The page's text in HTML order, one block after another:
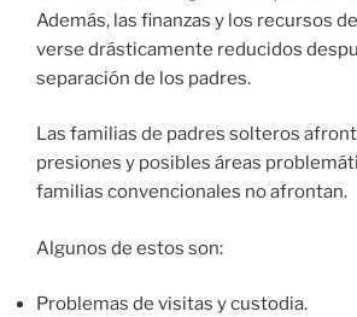
Además, las finanzas y los recursos
verse drásticamente reducidos
separación de los padres.
Las familias de padres solteros
presiones y posibles áreas
familias convencionales no afrontan.
Algunos de estos son:
Problemas de visitas y custodia.